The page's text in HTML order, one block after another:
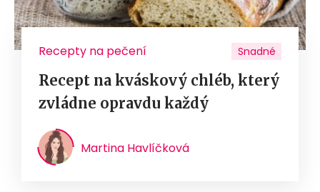
Recepty na pečení Snadné
Recept na kváskový chléb, který
zvládne opravdu každý
Martina Havlíčková